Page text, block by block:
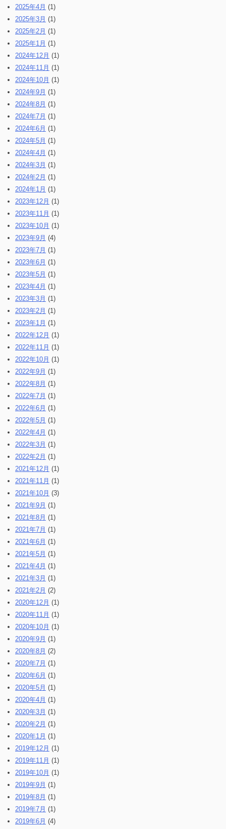
2025年4月 (1)
2025年3月 (1)
2025年2月 (1)
2025年1月 (1)
2024年12月 (1)
2024年11月 (1)
2024年10月 (1)
2024年9月 (1)
2024年8月 (1)
2024年7月 (1)
2024年6月 (1)
2024年5月 (1)
2024年4月 (1)
2024年3月 (1)
2024年2月 (1)
2024年1月 (1)
2023年12月 (1)
2023年11月 (1)
2023年10月 (1)
2023年9月 (4)
2023年7月 (1)
2023年6月 (1)
2023年5月 (1)
2023年4月 (1)
2023年3月 (1)
2023年2月 (1)
2023年1月 (1)
2022年12月 (1)
2022年11月 (1)
2022年10月 (1)
2022年9月 (1)
2022年8月 (1)
2022年7月 (1)
2022年6月 (1)
2022年5月 (1)
2022年4月 (1)
2022年3月 (1)
2022年2月 (1)
2021年12月 (1)
2021年11月 (1)
2021年10月 (3)
2021年9月 (1)
2021年8月 (1)
2021年7月 (1)
2021年6月 (1)
2021年5月 (1)
2021年4月 (1)
2021年3月 (1)
2021年2月 (2)
2020年12月 (1)
2020年11月 (1)
2020年10月 (1)
2020年9月 (1)
2020年8月 (2)
2020年7月 (1)
2020年6月 (1)
2020年5月 (1)
2020年4月 (1)
2020年3月 (1)
2020年2月 (1)
2020年1月 (1)
2019年12月 (1)
2019年11月 (1)
2019年10月 (1)
2019年9月 (1)
2019年8月 (1)
2019年7月 (1)
2019年6月 (4)